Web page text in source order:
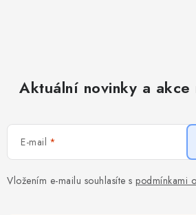
Aktuální novinky a akce
E-mail
Vložením e-mailu souhlasíte s podmínkami